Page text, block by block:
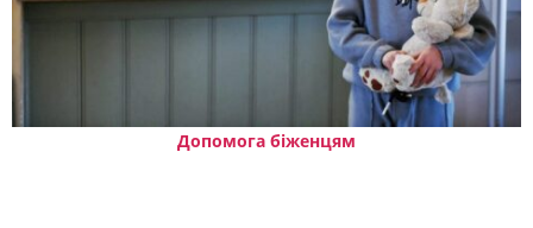
Допомога біженцям